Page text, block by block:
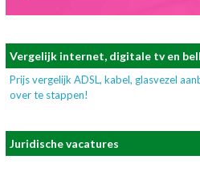
Vergelijk internet, digitale tv en
Prijs vergelijk ADSL, kabel, glasvezel
over te stappen!
Juridische vacatures